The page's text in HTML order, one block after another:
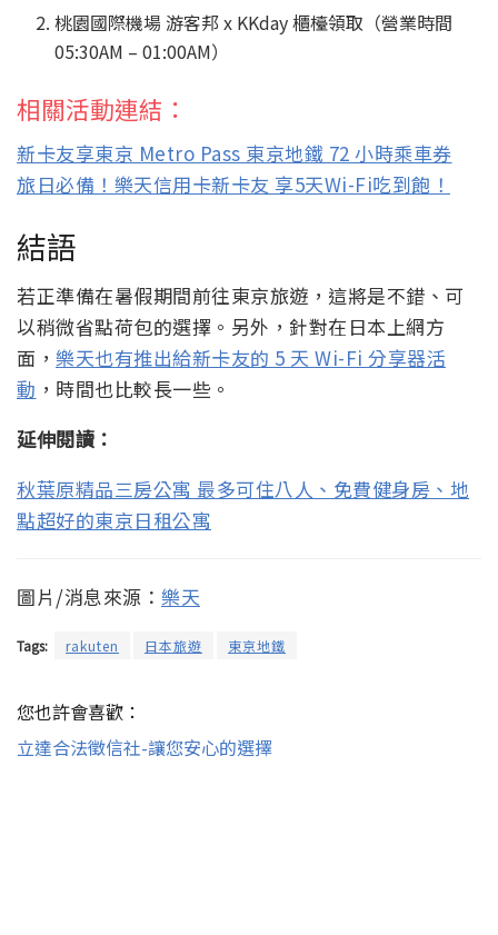
桃園國際機場 游客邦 x KKday 櫃檯領取（營業時間
05:30AM – 01:00AM）
相關活動連結：
新卡友享東京 Metro Pass 東京地鐵 72 小時乘車券
旅日必備！樂天信用卡新卡友 享5天Wi-Fi吃到飽！
結語
若正準備在暑假期間前往東京旅遊，這將是不錯、可
以稍微省點荷包的選擇。另外，針對在日本上網方
面， 樂天也有推出給新卡友的 5 天 Wi-Fi 分享器活
動 ，時間也比較長一些。
延伸閱讀：
秋葉原精品三房公寓 最多可住八人、免費健身房、地
點超好的東京日租公寓
圖片/消息來源： 樂天
Tags: rakuten 日本旅遊 東京地鐵
您也許會喜歡：
立達合法徵信社-讓您安心的選擇